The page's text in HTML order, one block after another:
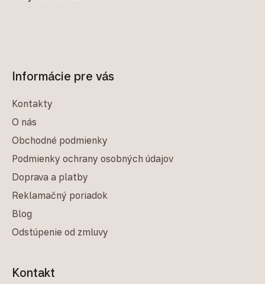
Informácie pre vás
Kontakty
O nás
Obchodné podmienky
Podmienky ochrany osobných údajov
Doprava a platby
Reklamačný poriadok
Blog
Odstúpenie od zmluvy
Kontakt